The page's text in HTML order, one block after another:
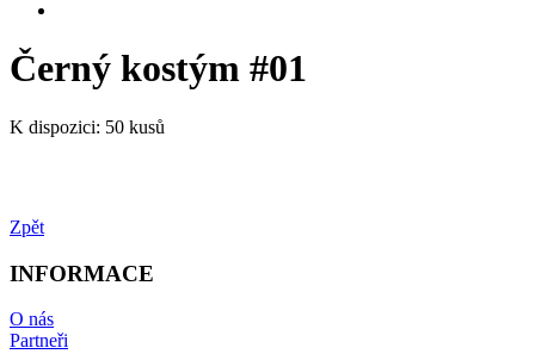
Černý kostým #01
K dispozici: 50 kusů
Zpět
INFORMACE
O nás
Partneři